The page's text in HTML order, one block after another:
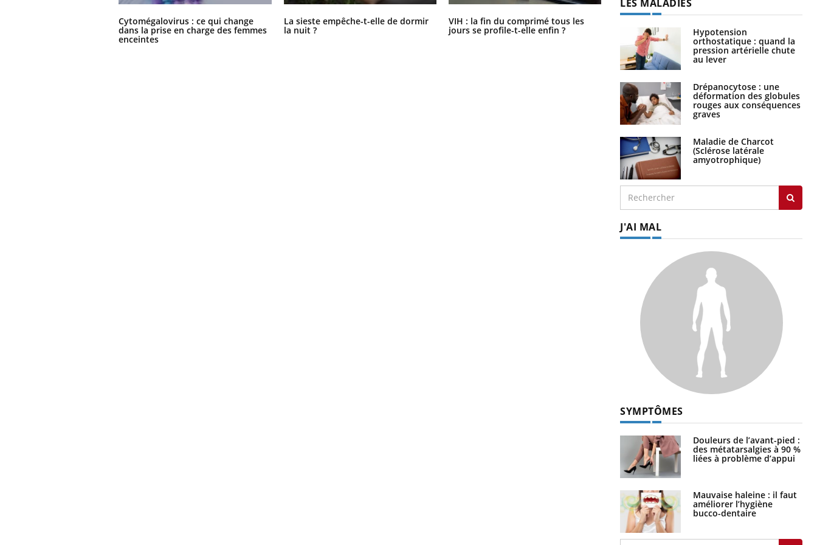
Cytomégalovirus : ce qui change
dans la prise en charge des femmes
enceintes
La sieste empêche-t-elle de dormir
la nuit ?
VIH : la fin du comprimé tous les
jours se profile-t-elle enfin ?
Pourquoi votre ventre gâche-t-il les
premiers jours de vos vacances ?
LES MALADIES
Hypotension
orthostatique : quand la
pression artérielle chute
au lever
Drépanocytose : une
déformation des globules
rouges aux conséquences
graves
Maladie de Charcot
(Sclérose latérale
amyotrophique)
J'AI MAL
SYMPTÔMES
Douleurs de l’avant-pied :
des métatarsalgies à 90 %
liées à problème d’appui
Mauvaise haleine : il faut
améliorer l’hygiène
bucco-dentaire